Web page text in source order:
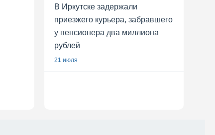
В Иркутске задержали
приезжего курьера, забравшего
у пенсионера два миллиона
рублей
21 июля